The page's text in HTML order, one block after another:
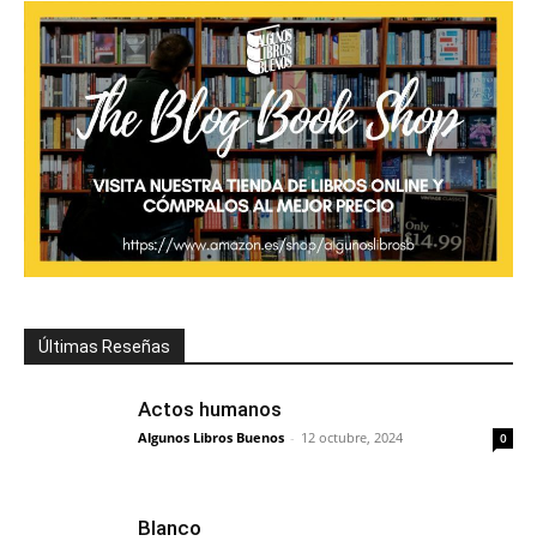
Últimas Reseñas
Actos humanos
Algunos Libros Buenos - 12 octubre, 2024 0
Blanco